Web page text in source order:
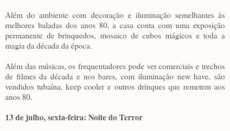
Além do ambiente com decoração e iluminação semelhantes às
melhores baladas dos anos 80, a casa conta com uma exposição
permanente de brinquedos, mosaico de cubos mágicos e toda a
magia da década da época.
Além das músicas, os frequentadores pode ver comerciais e trechos
de filmes da década e nos bares, com iluminação new have, são
vendidos tubaína, keep cooler e outros drinques que remetem aos
anos 80.
13 de julho, sexta-feira: Noite do Terror